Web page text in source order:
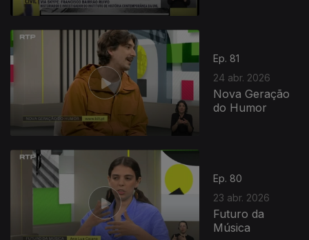
Ep. 81
24 abr. 2026
Nova Geração
do Humor
Ep. 80
23 abr. 2026
Futuro da
Música
923969